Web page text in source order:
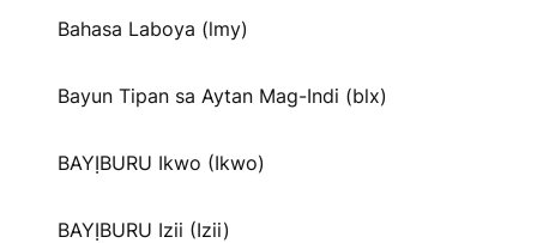
Bahasa Laboya (lmy)
Bayun Tipan sa Aytan Mag-Indi (blx)
BAYỊBURU Ikwo (Ikwo)
BAYỊBURU Izii (Izii)